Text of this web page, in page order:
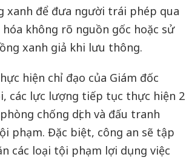
xanh để đưa người trái phép qua
không rõ nguồn gốc hoặc sử
xanh giả khi lưu thông.
hiện chỉ đạo của Giám đốc
các lực lượng tiếp tục thực hiện 2
chống dịch và đấu tranh
phạm. Đặc biệt, công an sẽ tập
các loại tội phạm lợi dụng việc